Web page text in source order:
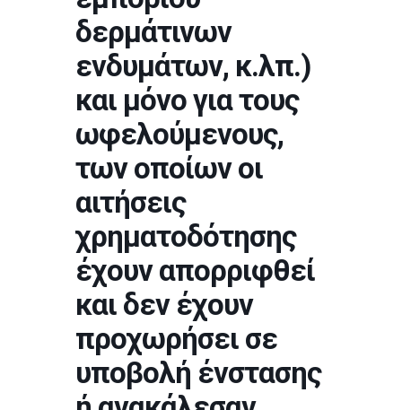
δερμάτινων
ενδυμάτων, κ.λπ.)
και μόνο για τους
ωφελούμενους,
των οποίων οι
αιτήσεις
χρηματοδότησης
έχουν απορριφθεί
και δεν έχουν
προχωρήσει σε
υποβολή ένστασης